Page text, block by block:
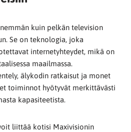
kuin pelkän television
Se on teknologia, joka
internetyhteydet, mikä on
maailmassa.
älykodin ratkaisut ja monet
toiminnot hyötyvät merkittävästi
kapasiteetista.
liittää kotisi Maxivisionin